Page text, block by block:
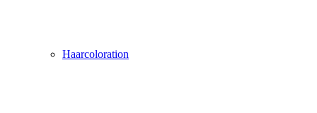
Haarcoloration